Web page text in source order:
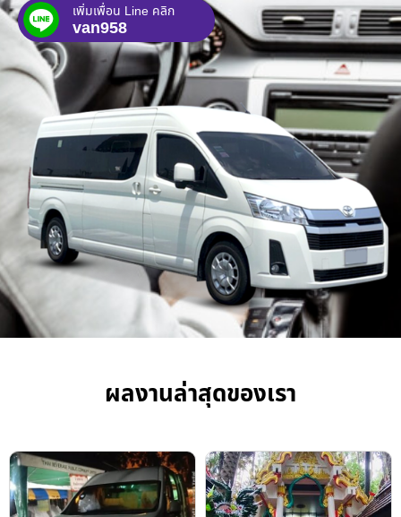
เพิ่มเพื่อน Line คลิก
van958
ผลงานล่าสุดของเรา